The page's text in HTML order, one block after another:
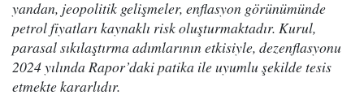
yandan, jeopolitik gelişmeler, enflasyon görünümünde
petrol fiyatları kaynaklı risk oluşturmaktadır. Kurul,
parasal sıkılaştırma adımlarının etkisiyle, dezenflasyonu
2024 yılında Rapor’daki patika ile uyumlu şekilde tesis
etmekte kararlıdır.